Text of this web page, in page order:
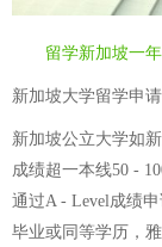
留学新加坡一
新加坡大学留学申
新加坡公立大学如
成绩超一本线50 -
通过A - Level成绩
毕业或同等学历，